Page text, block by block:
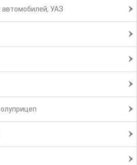
автомобилей, УАЗ